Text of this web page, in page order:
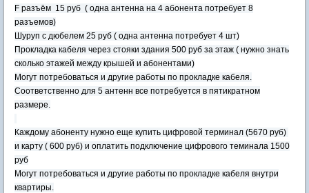
F разъём 15 руб ( одна антенна на 4 абонента потребует 8
разъемов)
Шуруп с дюбелем 25 руб ( одна антенна потребует 4 шт)
Прокладка кабеля через стояки здания 500 руб за этаж ( нужно знать
сколько этажей между крышей и абонентами)
Могут потребоваться и другие работы по прокладке кабеля.
Соответственно для 5 антенн все потребуется в пятикратном
размере.
Каждому абоненту нужно еще купить цифровой терминал (5670 руб)
и карту ( 600 руб) и оплатить подключение цифрового теминала 1500
руб
Могут потребоваться и другие работы по прокладке кабеля внутри
квартиры.